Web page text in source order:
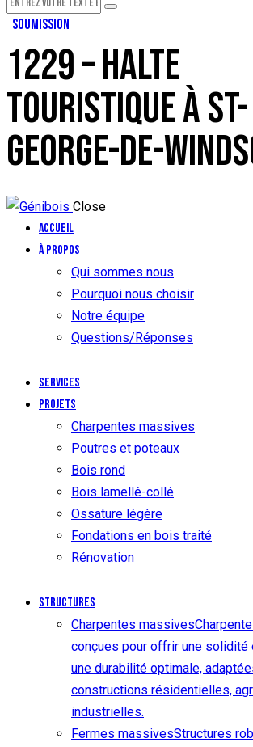
SOUMISSION
1229 – HALTE
TOURISTIQUE À ST-
GEORGE-DE-
Close
Accueil
À propos
Qui sommes nous
Pourquoi nous choisir
Notre équipe
Questions/Réponses
Services
Projets
Charpentes massives
Poutres et poteaux
Bois rond
Bois lamellé-collé
Ossature légère
Fondations en bois traité
Rénovation
Structures
Charpentes massives
conçues pour offrir une solidité
une durabilité optimale,
constructions résidentielles,
industrielles.
Fermes massivesStructures